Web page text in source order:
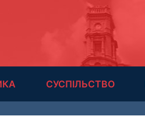
СУСПІЛЬСТВО